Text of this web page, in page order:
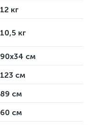
12 кг
10,5 кг
90х34 см
123 см
89 см
60 см